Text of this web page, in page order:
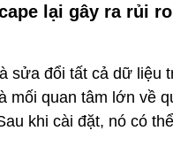
lại gây ra rủi
sửa đổi tất cả dữ liệu
mối quan tâm lớn về
khi cài đặt, nó có